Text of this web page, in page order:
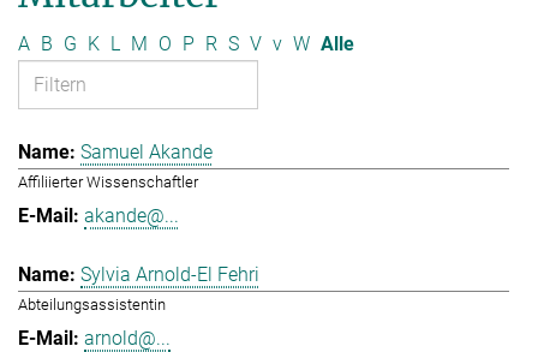
A B G K L M O P R S V v W Alle
Samuel Akande
Affiliierter Wissenschaftler
akande@...
Sylvia Arnold-El Fehri
Abteilungsassistentin
arnold@...